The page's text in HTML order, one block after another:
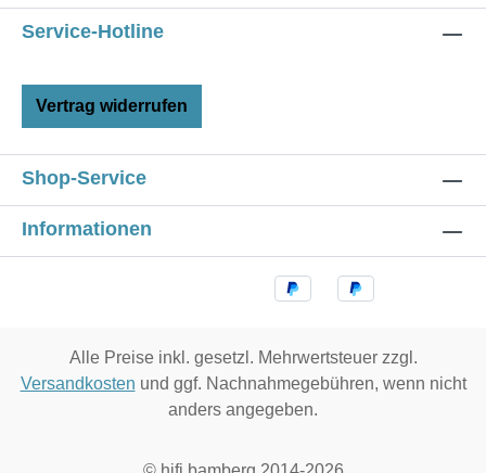
Service-Hotline
Vertrag widerrufen
Shop-Service
Informationen
Alle Preise inkl. gesetzl. Mehrwertsteuer zzgl.
Versandkosten und ggf. Nachnahmegebühren, wenn nicht
anders angegeben.